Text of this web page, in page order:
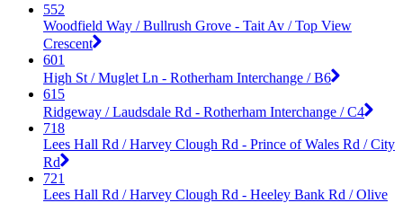
552
Woodfield Way / Bullrush Grove - Tait Av / Top View
Crescent
601
High St / Muglet Ln - Rotherham Interchange / B6
615
Ridgeway / Laudsdale Rd - Rotherham Interchange / C4
718
Lees Hall Rd / Harvey Clough Rd - Prince of Wales Rd / City
Rd
721
Lees Hall Rd / Harvey Clough Rd - Heeley Bank Rd / Olive